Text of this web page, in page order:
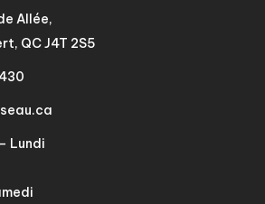
Allée,
QC J4T 2S5
Lundi